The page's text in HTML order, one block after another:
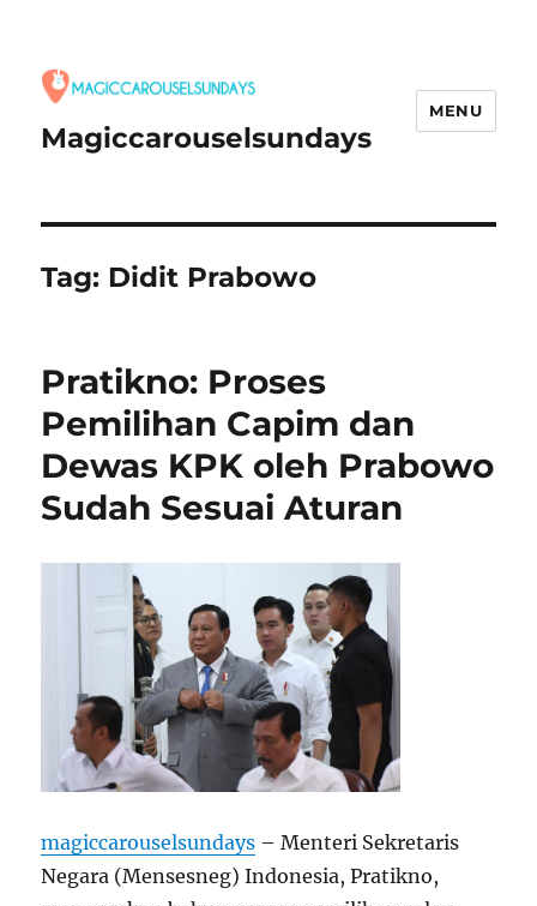
Magiccarouselsundays
MENU
Tag: Didit Prabowo
Pratikno: Proses
Pemilihan Capim dan
Dewas KPK oleh Prabowo
Sudah Sesuai Aturan
magiccarouselsundays – Menteri Sekretaris
Negara (Mensesneg) Indonesia, Pratikno,